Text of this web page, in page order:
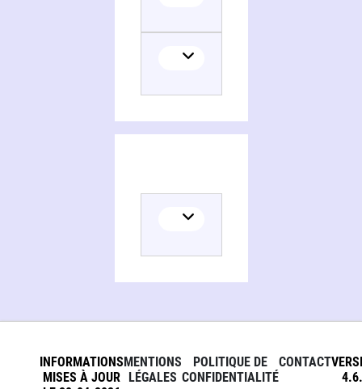
INFORMATIONS
MISES À JOUR
MENTIONS
LÉGALES
POLITIQUE DE
CONFIDENTIALITÉ
CONTACT